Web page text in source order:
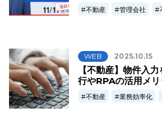
不動産 管理会社
WEB 2025.10.15
【不動産】物件入
行やRPAの活用メ
不動産 業務効率化